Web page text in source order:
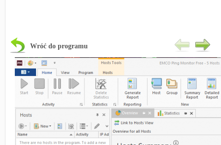
Wróć do programu